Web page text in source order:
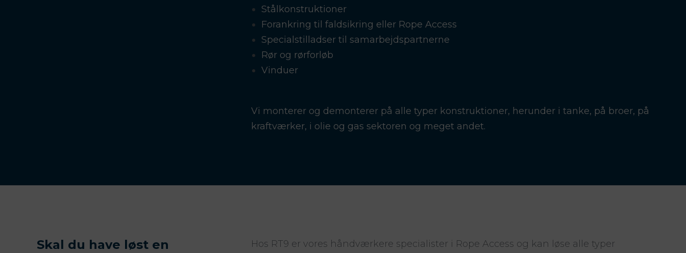
Stålkonstruktioner
Forankring til faldsikring eller Rope Access
Specialstilladser til samarbejdspartnerne
Rør og rørforløb
Vinduer
Vi monterer og demonterer på alle typer konstruktioner, herunder i tanke, på broer, på
kraftværker, i olie og gas sektoren og meget andet.
Skal du have løst en
Hos RT9 er vores håndværkere specialister i Rope Access og kan løse alle typer